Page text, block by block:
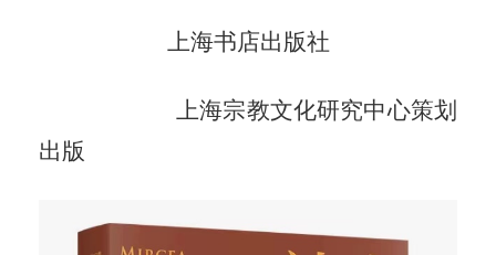
上海书店出版社
上海宗教文化研究中心策划
出版